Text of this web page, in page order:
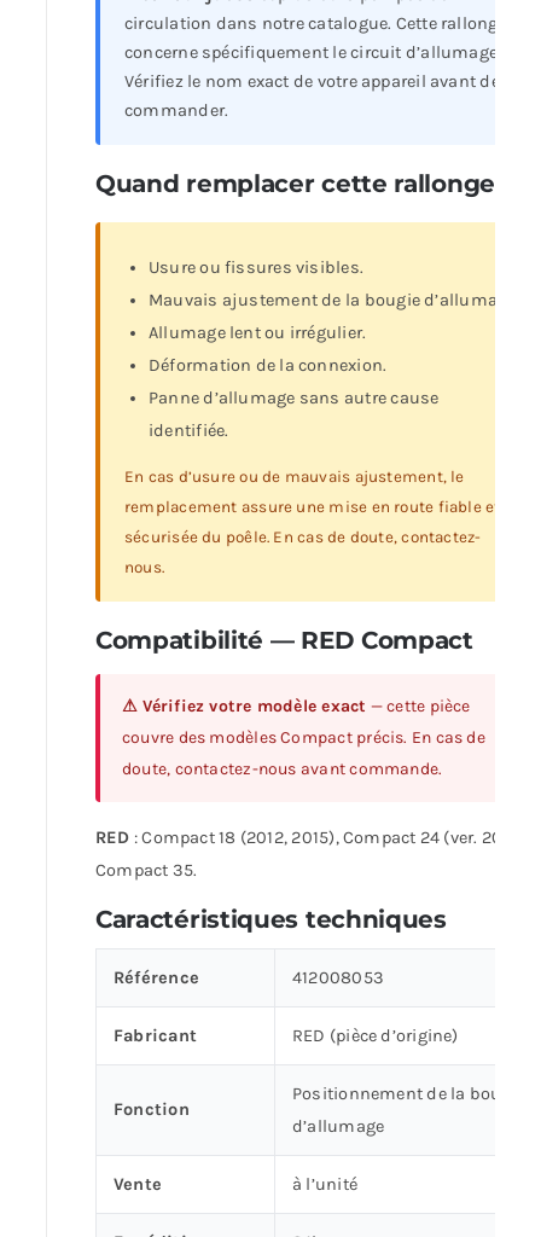
circulation dans notre catalogue. Cette rallonge
concerne spécifiquement le circuit d’allumage.
Vérifiez le nom exact de votre appareil avant de
commander.
Quand remplacer cette rallonge ?
Usure ou fissures visibles.
Mauvais ajustement de la bougie d’allumage.
Allumage lent ou irrégulier.
Déformation de la connexion.
Panne d’allumage sans autre cause
identifiée.
En cas d’usure ou de mauvais ajustement, le
remplacement assure une mise en route fiable et
sécurisée du poêle. En cas de doute, contactez-
nous.
Compatibilité — RED Compact
⚠ Vérifiez votre modèle exact — cette pièce
couvre des modèles Compact précis. En cas de
doute, contactez-nous avant commande.
RED : Compact 18 (2012, 2015), Compact 24 (ver. 2012),
Compact 35.
Caractéristiques techniques
Référence 412008053
Fabricant RED (pièce d’origine)
Fonction
Positionnement de la bougie
d’allumage
Vente à l’unité